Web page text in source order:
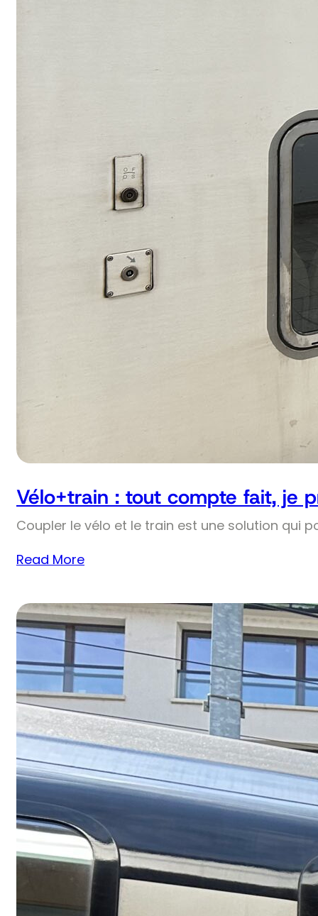
Vélo+train : tout compte fait, je
Coupler le vélo et le train est une solution qui
Read More